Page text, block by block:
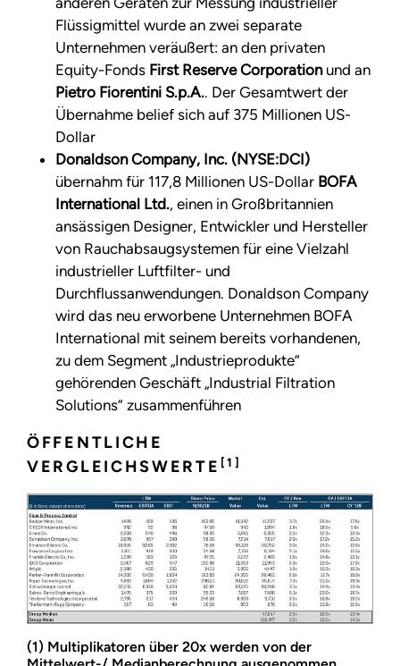
Flüssigmittel wurde an zwei separate
Unternehmen veräußert: an den privaten
Equity-Fonds First Reserve Corporationund an
Pietro Fiorentini S.p.A.. Der Gesamtwert der
Übernahme belief sich auf 375 Millionen US-
Dollar
Donaldson Company, Inc. (NYSE:DCI)
übernahm für 117,8 Millionen US-Dollar BOFA
International Ltd., einen in Großbritannien
ansässigen Designer, Entwickler und Hersteller
von Rauchabsaugsystemen für eine Vielzahl
industrieller Luftfilter- und
Durchflussanwendungen. Donaldson Company
wird das neu erworbene Unternehmen BOFA
International mit seinem bereits vorhandenen,
zu dem Segment „Industrieprodukte”
gehörenden Geschäft „Industrial Filtration
Solutions” zusammenführen
ÖFFENTLICHE
VERGLEICHSWERTE [1]
(1) Multiplikatoren über 20x werden von der